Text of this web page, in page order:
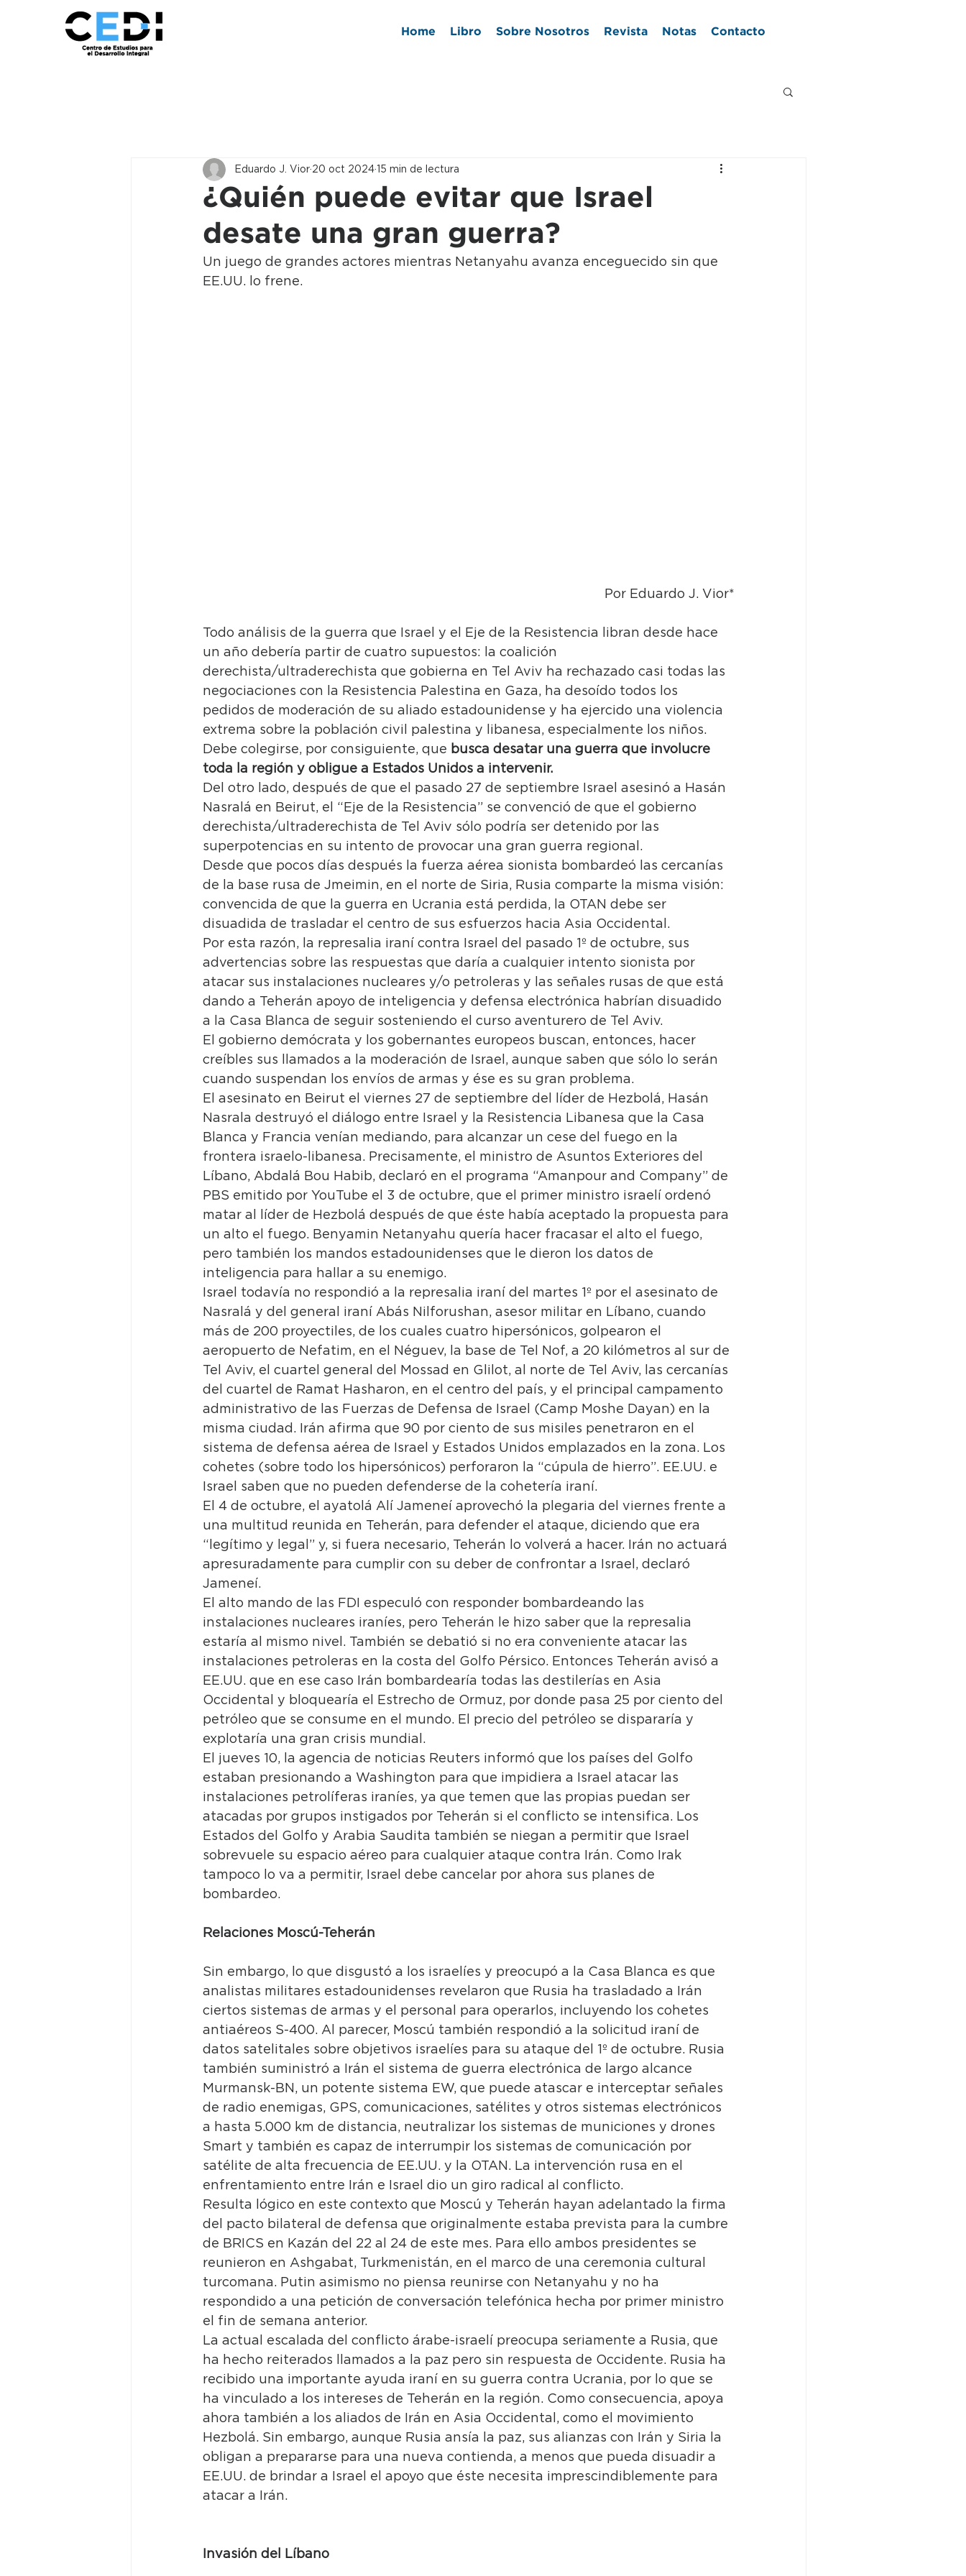
Home Libro Sobre Nosotros Revista Notas Contacto
¿Quién puede evitar que Israel
desate una gran guerra?
Eduardo J. Vior 20 oct 2024 15 min de lectura
Un juego de grandes actores mientras Netanyahu avanza enceguecido sin que
EE.UU. lo frene.
Por Eduardo J. Vior*
Todo análisis de la guerra que Israel y el Eje de la Resistencia libran desde hace
un año debería partir de cuatro supuestos: la coalición
derechista/ultraderechista que gobierna en Tel Aviv ha rechazado casi todas las
negociaciones con la Resistencia Palestina en Gaza, ha desoído todos los
pedidos de moderación de su aliado estadounidense y ha ejercido una violencia
extrema sobre la población civil palestina y libanesa, especialmente los niños.
Debe colegirse, por consiguiente, que busca desatar una guerra que involucre
toda la región y obligue a Estados Unidos a intervenir.
Del otro lado, después de que el pasado 27 de septiembre Israel asesinó a Hasán
Nasralá en Beirut, el “Eje de la Resistencia” se convenció de que el gobierno
derechista/ultraderechista de Tel Aviv sólo podría ser detenido por las
superpotencias en su intento de provocar una gran guerra regional.
Desde que pocos días después la fuerza aérea sionista bombardeó las cercanías
de la base rusa de Jmeimin, en el norte de Siria, Rusia comparte la misma visión:
convencida de que la guerra en Ucrania está perdida, la OTAN debe ser
disuadida de trasladar el centro de sus esfuerzos hacia Asia Occidental.
Por esta razón, la represalia iraní contra Israel del pasado 1º de octubre, sus
advertencias sobre las respuestas que daría a cualquier intento sionista por
atacar sus instalaciones nucleares y/o petroleras y las señales rusas de que está
dando a Teherán apoyo de inteligencia y defensa electrónica habrían disuadido
a la Casa Blanca de seguir sosteniendo el curso aventurero de Tel Aviv.
El gobierno demócrata y los gobernantes europeos buscan, entonces, hacer
creíbles sus llamados a la moderación de Israel, aunque saben que sólo lo serán
cuando suspendan los envíos de armas y ése es su gran problema.
El asesinato en Beirut el viernes 27 de septiembre del líder de Hezbolá, Hasán
Nasrala destruyó el diálogo entre Israel y la Resistencia Libanesa que la Casa
Blanca y Francia venían mediando, para alcanzar un cese del fuego en la
frontera israelo-libanesa. Precisamente, el ministro de Asuntos Exteriores del
Líbano, Abdalá Bou Habib, declaró en el programa “Amanpour and Company” de
PBS emitido por YouTube el 3 de octubre, que el primer ministro israelí ordenó
matar al líder de Hezbolá después de que éste había aceptado la propuesta para
un alto el fuego. Benyamin Netanyahu quería hacer fracasar el alto el fuego,
pero también los mandos estadounidenses que le dieron los datos de
inteligencia para hallar a su enemigo.
Israel todavía no respondió a la represalia iraní del martes 1º por el asesinato de
Nasralá y del general iraní Abás Nilforushan, asesor militar en Líbano, cuando
más de 200 proyectiles, de los cuales cuatro hipersónicos, golpearon el
aeropuerto de Nefatim, en el Néguev, la base de Tel Nof, a 20 kilómetros al sur de
Tel Aviv, el cuartel general del Mossad en Glilot, al norte de Tel Aviv, las cercanías
del cuartel de Ramat Hasharon, en el centro del país, y el principal campamento
administrativo de las Fuerzas de Defensa de Israel (Camp Moshe Dayan) en la
misma ciudad. Irán afirma que 90 por ciento de sus misiles penetraron en el
sistema de defensa aérea de Israel y Estados Unidos emplazados en la zona. Los
cohetes (sobre todo los hipersónicos) perforaron la “cúpula de hierro”. EE.UU. e
Israel saben que no pueden defenderse de la cohetería iraní.
El 4 de octubre, el ayatolá Alí Jameneí aprovechó la plegaria del viernes frente a
una multitud reunida en Teherán, para defender el ataque, diciendo que era
“legítimo y legal” y, si fuera necesario, Teherán lo volverá a hacer. Irán no actuará
apresuradamente para cumplir con su deber de confrontar a Israel, declaró
Jameneí.
El alto mando de las FDI especuló con responder bombardeando las
instalaciones nucleares iraníes, pero Teherán le hizo saber que la represalia
estaría al mismo nivel. También se debatió si no era conveniente atacar las
instalaciones petroleras en la costa del Golfo Pérsico. Entonces Teherán avisó a
EE.UU. que en ese caso Irán bombardearía todas las destilerías en Asia
Occidental y bloquearía el Estrecho de Ormuz, por donde pasa 25 por ciento del
petróleo que se consume en el mundo. El precio del petróleo se dispararía y
explotaría una gran crisis mundial.
El jueves 10, la agencia de noticias Reuters informó que los países del Golfo
estaban presionando a Washington para que impidiera a Israel atacar las
instalaciones petrolíferas iraníes, ya que temen que las propias puedan ser
atacadas por grupos instigados por Teherán si el conflicto se intensifica. Los
Estados del Golfo y Arabia Saudita también se niegan a permitir que Israel
sobrevuele su espacio aéreo para cualquier ataque contra Irán. Como Irak
tampoco lo va a permitir, Israel debe cancelar por ahora sus planes de
bombardeo.
Relaciones Moscú-Teherán
Sin embargo, lo que disgustó a los israelíes y preocupó a la Casa Blanca es que
analistas militares estadounidenses revelaron que Rusia ha trasladado a Irán
ciertos sistemas de armas y el personal para operarlos, incluyendo los cohetes
antiaéreos S-400. Al parecer, Moscú también respondió a la solicitud iraní de
datos satelitales sobre objetivos israelíes para su ataque del 1º de octubre. Rusia
también suministró a Irán el sistema de guerra electrónica de largo alcance
Murmansk-BN, un potente sistema EW, que puede atascar e interceptar señales
de radio enemigas, GPS, comunicaciones, satélites y otros sistemas electrónicos
a hasta 5.000 km de distancia, neutralizar los sistemas de municiones y drones
Smart y también es capaz de interrumpir los sistemas de comunicación por
satélite de alta frecuencia de EE.UU. y la OTAN. La intervención rusa en el
enfrentamiento entre Irán e Israel dio un giro radical al conflicto.
Resulta lógico en este contexto que Moscú y Teherán hayan adelantado la firma
del pacto bilateral de defensa que originalmente estaba prevista para la cumbre
de BRICS en Kazán del 22 al 24 de este mes. Para ello ambos presidentes se
reunieron en Ashgabat, Turkmenistán, en el marco de una ceremonia cultural
turcomana. Putin asimismo no piensa reunirse con Netanyahu y no ha
respondido a una petición de conversación telefónica hecha por primer ministro
el fin de semana anterior.
La actual escalada del conflicto árabe-israelí preocupa seriamente a Rusia, que
ha hecho reiterados llamados a la paz pero sin respuesta de Occidente. Rusia ha
recibido una importante ayuda iraní en su guerra contra Ucrania, por lo que se
ha vinculado a los intereses de Teherán en la región. Como consecuencia, apoya
ahora también a los aliados de Irán en Asia Occidental, como el movimiento
Hezbolá. Sin embargo, aunque Rusia ansía la paz, sus alianzas con Irán y Siria la
obligan a prepararse para una nueva contienda, a menos que pueda disuadir a
EE.UU. de brindar a Israel el apoyo que éste necesita imprescindiblemente para
atacar a Irán.
Invasión del Líbano